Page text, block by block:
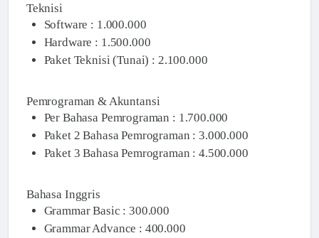
Teknisi
Software : 1.000.000
Hardware : 1.500.000
Paket Teknisi (Tunai) : 2.100.000
Pemrograman & Akuntansi
Per Bahasa Pemrograman : 1.700.000
Paket 2 Bahasa Pemrograman : 3.000.000
Paket 3 Bahasa Pemrograman : 4.500.000
Bahasa Inggris
Grammar Basic : 300.000
Grammar Advance : 400.000